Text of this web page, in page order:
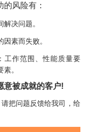
风险有：
决问题。
素而失败。
工作范围、性能质量要
。
意被成就的客户!
把问题反馈给我司， 给